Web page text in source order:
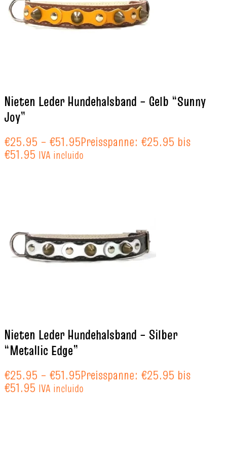
Nieten Leder Hundehalsband – Gelb “Sunny
Joy”
€25.95 – €51.95Preisspanne: €25.95 bis
€51.95 IVA incluido
Nieten Leder Hundehalsband – Silber
“Metallic Edge”
€25.95 – €51.95Preisspanne: €25.95 bis
€51.95 IVA incluido